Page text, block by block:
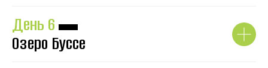
День 6▬
Озеро Буссе